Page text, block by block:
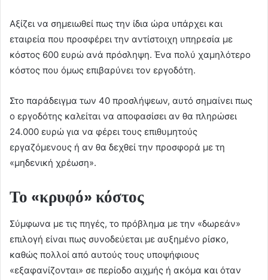
Αξίζει να σημειωθεί πως την ίδια ώρα υπάρχει και
εταιρεία που προσφέρει την αντίστοιχη υπηρεσία με
κόστος 600 ευρώ ανά πρόσληψη. Ένα πολύ χαμηλότερο
κόστος που όμως επιβαρύνει τον εργοδότη.
Στο παράδειγμα των 40 προσλήψεων, αυτό σημαίνει πως
ο εργοδότης καλείται να αποφασίσει αν θα πληρώσει
24.000 ευρώ για να φέρει τους επιθυμητούς
εργαζόμενους ή αν θα δεχθεί την προσφορά με τη
«μηδενική χρέωση».
Το «κρυφό» κόστος
Σύμφωνα με τις πηγές, το πρόβλημα με την «δωρεάν»
επιλογή είναι πως συνοδεύεται με αυξημένο ρίσκο,
καθώς πολλοί από αυτούς τους υποψήφιους
«εξαφανίζονται» σε περίοδο αιχμής ή ακόμα και όταν